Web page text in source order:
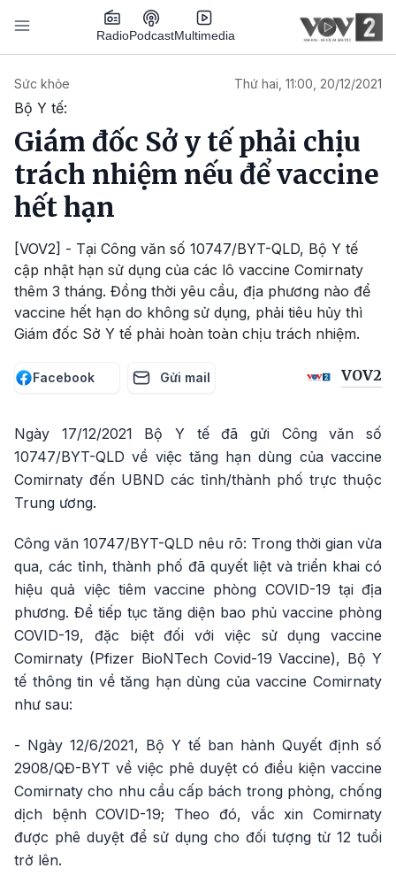
Nhảy đến nội dung
RadioPodcastMultimedia
Sức khỏe Thứ hai, 11:00, 20/12/2021
Bộ Y tế:
Giám đốc Sở y tế phải chịu
trách nhiệm nếu để vaccine
hết hạn
[VOV2] - Tại Công văn số 10747/BYT-QLD, Bộ Y tế
cập nhật hạn sử dụng của các lô vaccine Comirnaty
thêm 3 tháng. Đồng thời yêu cầu, địa phương nào để
vaccine hết hạn do không sử dụng, phải tiêu hủy thì
Giám đốc Sở Y tế phải hoàn toàn chịu trách nhiệm.
Facebook Gửi mail VOV2
Ngày 17/12/2021 Bộ Y tế đã gửi Công văn số
10747/BYT-QLD về việc tăng hạn dùng của vaccine
Comirnaty đến UBND các tỉnh/thành phố trực thuộc
Trung ương.
Công văn 10747/BYT-QLD nêu rõ: Trong thời gian vừa
qua, các tỉnh, thành phố đã quyết liệt và triển khai có
hiệu quả việc tiêm vaccine phòng COVID-19 tại địa
phương. Để tiếp tục tăng diện bao phủ vaccine phòng
COVID-19, đặc biệt đối với việc sử dụng vaccine
Comirnaty (Pfizer BioNTech Covid-19 Vaccine), Bộ Y
tế thông tin về tăng hạn dùng của vaccine Comirnaty
như sau:
- Ngày 12/6/2021, Bộ Y tế ban hành Quyết định số
2908/QĐ-BYT về việc phê duyệt có điều kiện vaccine
Comirnaty cho nhu cầu cấp bách trong phòng, chống
dịch bệnh COVID-19; Theo đó, vắc xin Comirnaty
được phê duyệt để sử dụng cho đối tượng từ 12 tuổi
trở lên.